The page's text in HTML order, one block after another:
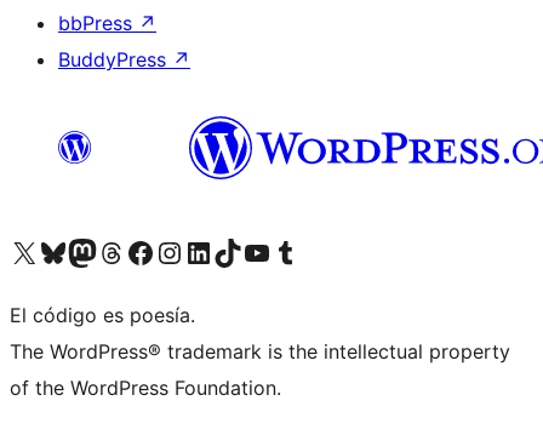
bbPress ↗
BuddyPress ↗
Visit our X (formerly Twitter) account
Visit our Bluesky account
Visit our Mastodon account
Visit our Threads account
Visita nuestra página de Facebook
Visita nuestra cuenta de Instagram
Visita nuestra cuenta de LinkedIn
Visit our TikTok account
Visita nuestro canal de YouTube
Visit our Tumblr account
El código es poesía.
The WordPress® trademark is the intellectual property
of the WordPress Foundation.